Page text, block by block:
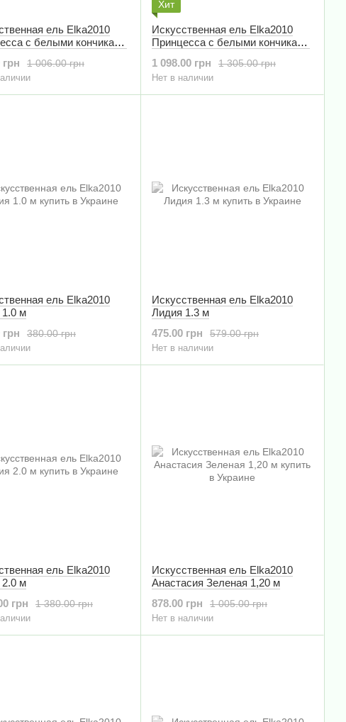
ель Elka2010
с белыми кончиками
1 006.00 грн
грн
Хит
Искусственная ель Elka2010
Принцесса с белыми кончиками
1 305.00 грн
1 098.00 грн
Нет в наличии
ель Elka2010
м
380.00 грн
грн
Искусственная ель Elka2010
Лидия 1.3 м
579.00 грн
475.00 грн
Нет в наличии
ель Elka2010
м
1 380.00 грн
грн
Искусственная ель Elka2010
Анастасия Зеленая 1,20 м
1 005.00 грн
878.00 грн
Нет в наличии